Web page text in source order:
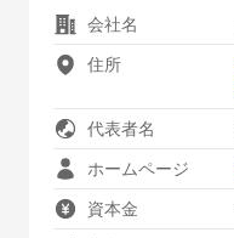
会社名
住所
代表者名
ホームページ
資本金